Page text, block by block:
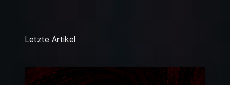
Letzte Artikel